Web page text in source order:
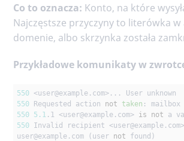
Co to oznacza: Konto, na które
Najczęstsze przyczyny to literówka
domenie, albo skrzynka została
Przykładowe komunikaty w
550 <user@example
550 Requested action not taken
550 5.1 .1 <user@example .com> is not
550 Invalid recipient <user@example .com>
user@example .com (user not found)